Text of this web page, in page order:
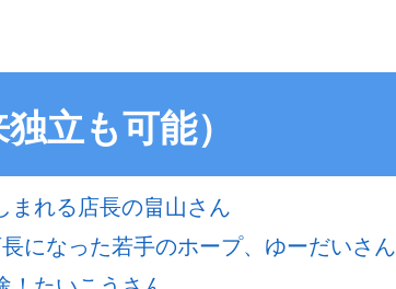
立も可能）
まれる店長の畠山さん
になった若手のホープ、ゆーだいさん